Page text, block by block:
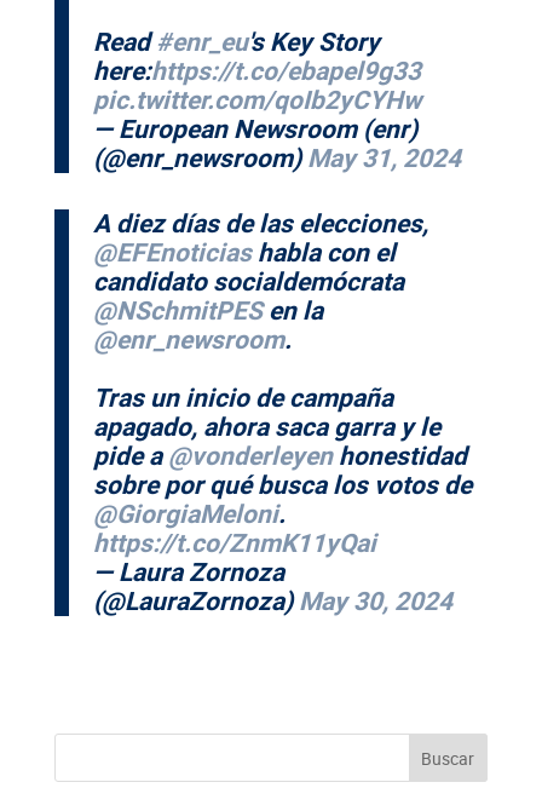
Read#enr_eu's Key Story
here:https://t.co/ebapel9g33
pic.twitter.com/qoIb2yCYHw
— European Newsroom (enr)
(@enr_newsroom)May 31, 2024
A diez días de las elecciones,
@EFEnoticiashabla con el
candidato socialdemócrata
@NSchmitPESen la
@enr_newsroom.
Tras un inicio de campaña
apagado, ahora saca garra y le
pide a@vonderleyenhonestidad
sobre por qué busca los votos de
@GiorgiaMeloni.
https://t.co/ZnmK11yQai
— Laura Zornoza
(@LauraZornoza)May 30, 2024
Buscar